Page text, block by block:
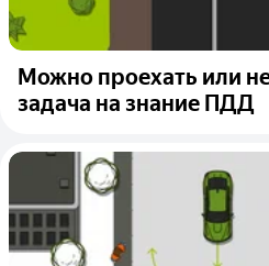
Можно проехать или
задача на знание ПДД